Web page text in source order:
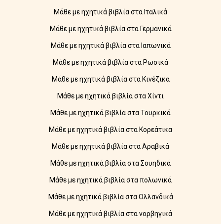
Μάθε με ηχητικά βιβλία στα Ιταλικά
Μάθε με ηχητικά βιβλία στα Γερμανικά
Μάθε με ηχητικά βιβλία στα Ιαπωνικά
Μάθε με ηχητικά βιβλία στα Ρωσικά
Μάθε με ηχητικά βιβλία στα Κινέζικα
Μάθε με ηχητικά βιβλία στα Χίντι
Μάθε με ηχητικά βιβλία στα Τουρκικά
Μάθε με ηχητικά βιβλία στα Κορεάτικα
Μάθε με ηχητικά βιβλία στα Αραβικά
Μάθε με ηχητικά βιβλία στα Σουηδικά
Μάθε με ηχητικά βιβλία στα πολωνικά
Μάθε με ηχητικά βιβλία στα Ολλανδικά
Μάθε με ηχητικά βιβλία στα νορβηγικά